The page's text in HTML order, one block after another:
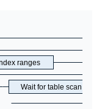
ranges
Wait for table scan result